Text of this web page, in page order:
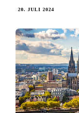
20. JULI 2024